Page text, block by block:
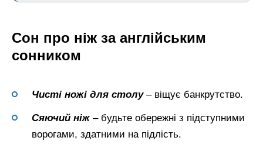
Сон про ніж за англійським
сонником
Чисті ножі для столу – віщує банкрутство.
Сяючий ніж – будьте обережні з підступними
ворогами, здатними на підлість.